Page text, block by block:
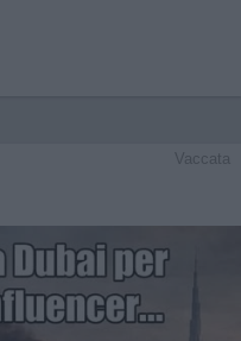
Vaccata